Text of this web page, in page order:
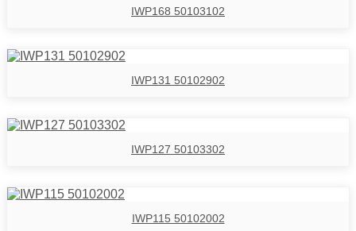
IWP168 50103102
IWP131 50102902
IWP127 50103302
IWP115 50102002